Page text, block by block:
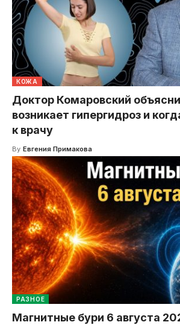
КОЖА
Доктор Комаровский
возникает гипергидроз и
к врачу
By Евгения Примакова
РАЗНОЕ
Магнитные бури 6 августа